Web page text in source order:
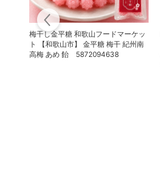
梅干し金平糖 和歌山フードマーケッ
ト 【和歌山市】 金平糖 梅干 紀州南
高梅 あめ 飴 5872094638